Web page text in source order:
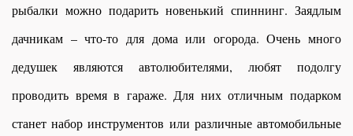
рыбалки можно подарить новенький спиннинг. Заядлым
дачникам – что-то для дома или огорода. Очень много
дедушек являются автолюбителями, любят подолгу
проводить время в гараже. Для них отличным подарком
станет набор инструментов или различные автомобильные